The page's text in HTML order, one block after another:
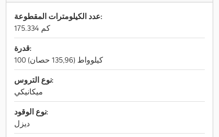
عدد الكيلومترات المقطوعة:
175.334 كم
قدرة:
100 كيلوواط (135,96 حصان)
نوع التروس:
ميكانيكي
نوع الوقود:
ديزل